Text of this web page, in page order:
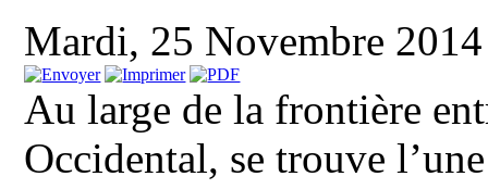
Mardi, 25 Novembre
Au large de la frontière
Occidental, se trouve